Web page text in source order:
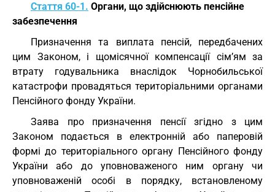
Стаття 60-1. Органи, що здійснюють пенсійне
забезпечення
Призначення та виплата пенсій, передбачених
цим Законом, і щомісячної компенсації сім’ям за
втрату годувальника внаслідок Чорнобильської
катастрофи провадяться територіальними органами
Пенсійного фонду України.
Заява про призначення пенсії згідно з цим
Законом подається в електронній або паперовій
формі до територіального органу Пенсійного фонду
України або до уповноваженого ним органу чи
уповноваженій особі в порядку, встановленому